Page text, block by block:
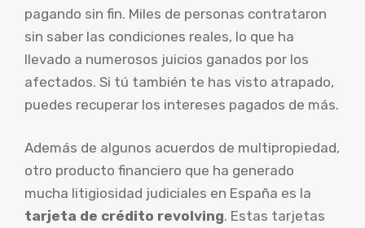
pagando sin fin. Miles de personas contrataron
sin saber las condiciones reales, lo que ha
llevado a numerosos juicios ganados por los
afectados. Si tú también te has visto atrapado,
puedes recuperar los intereses pagados de más.
Además de algunos acuerdos de multipropiedad,
otro producto financiero que ha generado
mucha litigiosidad judiciales en España es la
tarjeta de crédito revolving. Estas tarjetas